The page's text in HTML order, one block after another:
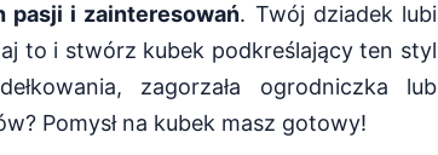
pasji i zainteresowań. Twój dziadek lubi
to i stwórz kubek podkreślający ten styl
zagorzała ogrodniczka lub
Pomysł na kubek masz gotowy!